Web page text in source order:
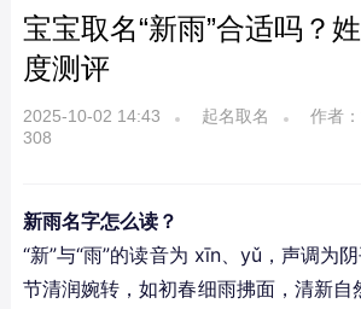
宝宝取名“新雨”合适吗？
度测评
2025-10-02 14:43 起名取名 作者
308
新雨名字怎么读？
“新”与“雨”的读音为 xīn、yǔ，声调为
节清润婉转，如初春细雨拂面，清新自